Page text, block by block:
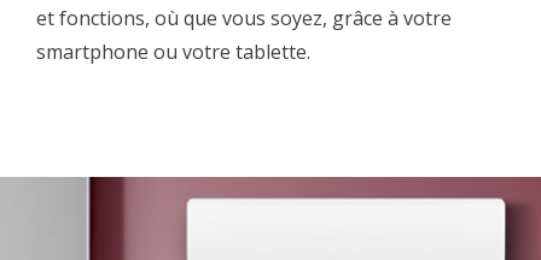
et fonctions, où que vous soyez, grâce à votre
smartphone ou votre tablette.